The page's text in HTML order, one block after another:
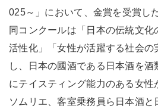
025～」において、金賞を受賞した
同コンクールは「日本の伝統文
活性化」「女性が活躍する社会の
し、日本の國酒である日本酒を
にテイスティング能力のある女性
ソムリエ、客室乗務員ら日本酒と